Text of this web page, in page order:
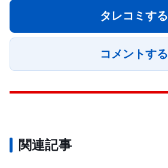
タレコミする
コメントする
関連記事